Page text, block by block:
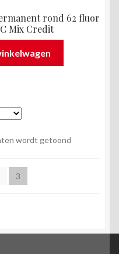
rond 62 fluor
Mix Credit
wordt getoond
3